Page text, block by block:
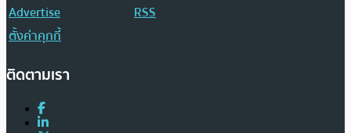
Advertise
RSS
ตั้งค่าคุกกี้
ติดตามเรา